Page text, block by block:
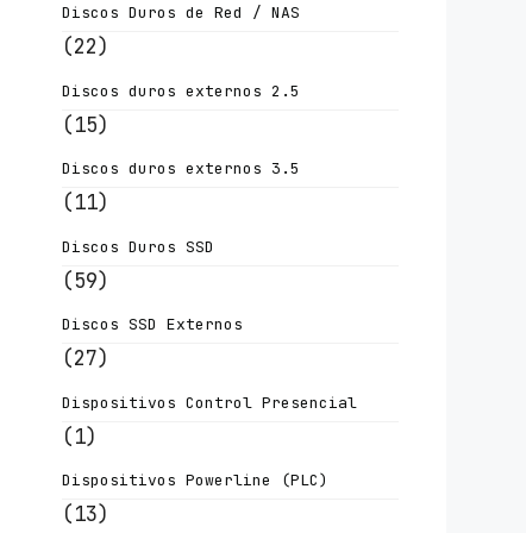
Discos Duros de Red / NAS
(22)
Discos duros externos 2.5
(15)
Discos duros externos 3.5
(11)
Discos Duros SSD
(59)
Discos SSD Externos
(27)
Dispositivos Control Presencial
(1)
Dispositivos Powerline (PLC)
(13)